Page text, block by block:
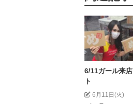
6/11ガール来
ト
6月11日(火)